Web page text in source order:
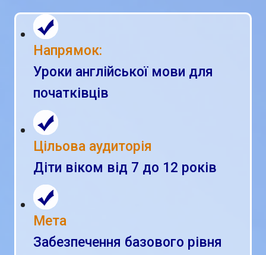
Напрямок:
Уроки англійської мови для
початківців
Цільова аудиторія
Діти віком від 7 до 12 років
Мета
Забезпечення базового рівня